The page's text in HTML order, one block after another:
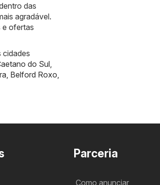
das
agradável.
e ofertas
cidades
do Sul
Belford Roxo
Parceria
Como anunciar